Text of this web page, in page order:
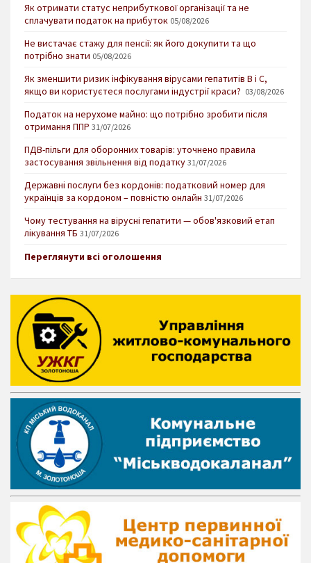
Як отримати статус неприбуткової організації та не
сплачувати податок на прибуток 05/08/2026
Не вистачає стажу для пенсії: як його докупити та що
потрібно знати 05/08/2026
Як зменшити ризик інфікування вірусами гепатитів В і С,
якщо ви користуєтеся послугами індустрії краси? 03/08/2026
Податок на нерухоме майно: що потрібно зробити після
отримання ППР 31/07/2026
ПДВ-пільги для оборонних товарів: уточнено правила
застосування звільнення від податку 31/07/2026
Державні послуги без кордонів: податковий номер для
українців за кордоном – повністю онлайн 31/07/2026
Чому тестування на вірусні гепатити — обов'язковий етап
лікування ТБ 31/07/2026
Переглянути всі оголошення